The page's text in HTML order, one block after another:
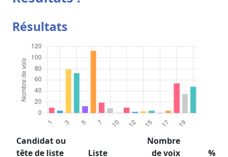
Résultats
Candidat ou
tête de liste
Liste
Nombre
de voix
%